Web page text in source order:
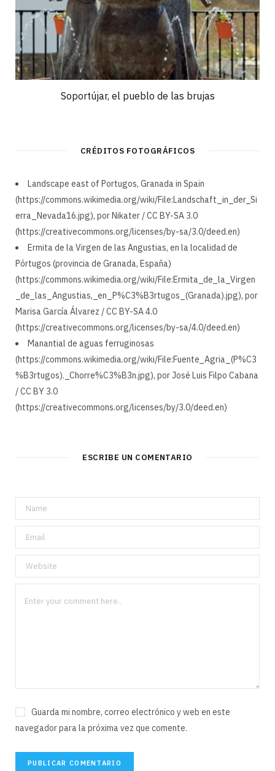
Soportújar, el pueblo de las brujas
CRÉDITOS FOTOGRÁFICOS
Landscape east of Portugos, Granada in Spain
(https://commons.wikimedia.org/wiki/File:Landschaft_in_der_Si
erra_Nevada16.jpg), por Nikater / CC BY-SA 3.0
(https://creativecommons.org/licenses/by-sa/3.0/deed.en)
Ermita de la Virgen de las Angustias, en la localidad de
Pórtugos (provincia de Granada, España)
(https://commons.wikimedia.org/wiki/File:Ermita_de_la_Virgen
_de_las_Angustias,_en_P%C3%B3rtugos_(Granada).jpg), por
Marisa García Álvarez / CC BY-SA 4.0
(https://creativecommons.org/licenses/by-sa/4.0/deed.en)
Manantial de aguas ferruginosas
(https://commons.wikimedia.org/wiki/File:Fuente_Agria_(P%C3
%B3rtugos)._Chorre%C3%B3n.jpg), por José Luis Filpo Cabana
/ CC BY 3.0
(https://creativecommons.org/licenses/by/3.0/deed.en)
ESCRIBE UN COMENTARIO
Guarda mi nombre, correo electrónico y web en este
navegador para la próxima vez que comente.